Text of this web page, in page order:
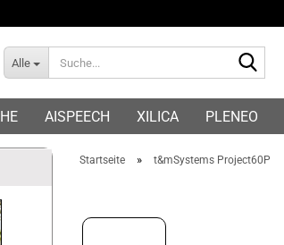
Alle
AISPEECH XILICA PLENEO
Startseite » t&mSystems Project60P